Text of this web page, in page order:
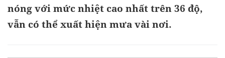
nóng với mức nhiệt cao nhất trên 36 độ,
vẫn có thể xuất hiện mưa vài nơi.